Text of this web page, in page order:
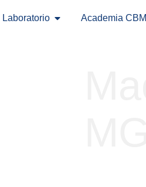
Laboratorio Academia CBM